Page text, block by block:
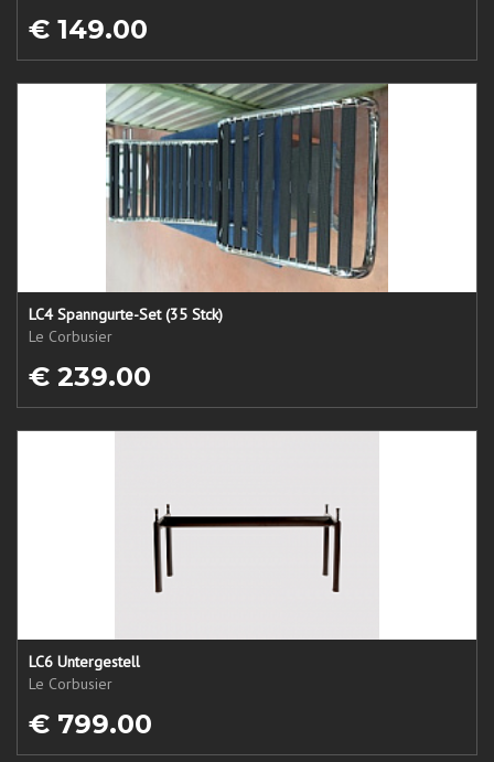
€ 149.00
LC4 Spanngurte-Set (35 Stck)
Le Corbusier
€ 239.00
LC6 Untergestell
Le Corbusier
€ 799.00